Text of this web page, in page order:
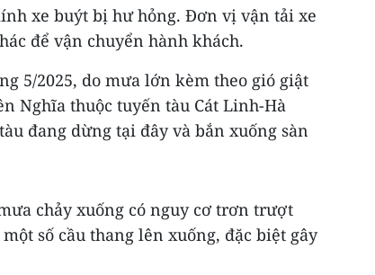
xe buýt bị hư hỏng. Đơn vị vận tải xe
để vận chuyển hành khách.
5/2025, do mưa lớn kèm theo gió giật
Nghĩa thuộc tuyến tàu Cát Linh-Hà
đang dừng tại đây và bắn xuống sàn
chảy xuống có nguy cơ trơn trượt
số cầu thang lên xuống, đặc biệt gây